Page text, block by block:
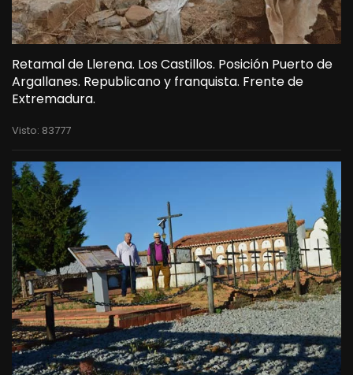
Retamal de Llerena. Los Castillos. Posición Puerto de
Argallanes. Republicano y franquista. Frente de
Extremadura.
Visto: 83777